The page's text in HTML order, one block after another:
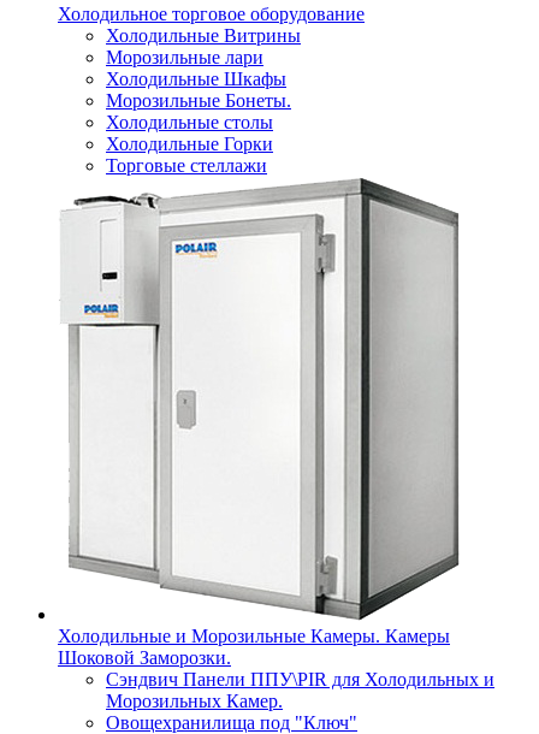
Холодильное торговое оборудование
Холодильные Витрины
Морозильные лари
Холодильные Шкафы
Морозильные Бонеты.
Холодильные столы
Холодильные Горки
Торговые стеллажи
Холодильные и Морозильные Камеры. Камеры
Шоковой Заморозки.
Сэндвич Панели ППУ\PIR для Холодильных и
Морозильных Камер.
Овощехранилища под "Ключ"